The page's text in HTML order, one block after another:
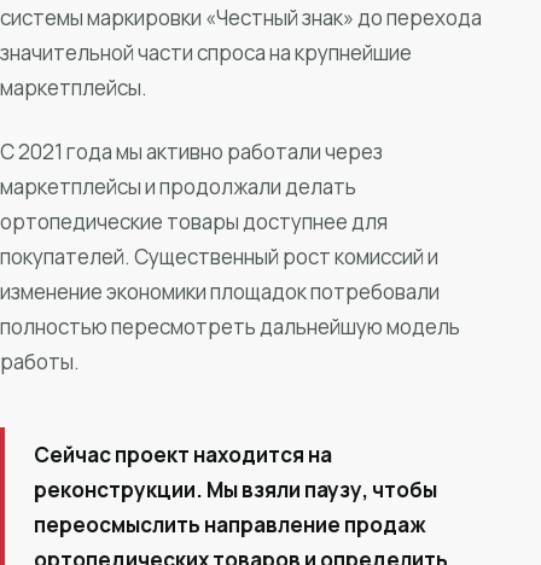
системы маркировки «Честный знак» до перехода
значительной части спроса на крупнейшие
маркетплейсы.
С 2021 года мы активно работали через
маркетплейсы и продолжали делать
ортопедические товары доступнее для
покупателей. Существенный рост комиссий и
изменение экономики площадок потребовали
полностью пересмотреть дальнейшую модель
работы.
Сейчас проект находится на
реконструкции. Мы взяли паузу, чтобы
переосмыслить направление продаж